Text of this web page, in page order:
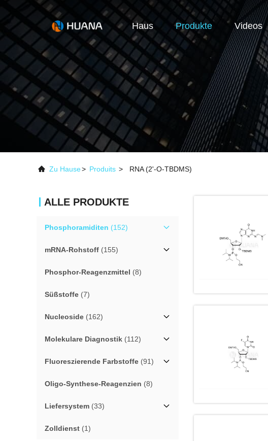
Haus Produkte Videos
Zu Hause> Produits > RNA (2'-O-TBDMS)
ALLE PRODUKTE
Phosphoramiditen (152)
mRNA-Rohstoff (155)
Phosphor-Reagenzmittel (8)
Süßstoffe (7)
Nucleoside (162)
Molekulare Diagnostik (112)
Fluoreszierende Farbstoffe (91)
Oligo-Synthese-Reagenzien (8)
Liefersystem (33)
Zolldienst (1)